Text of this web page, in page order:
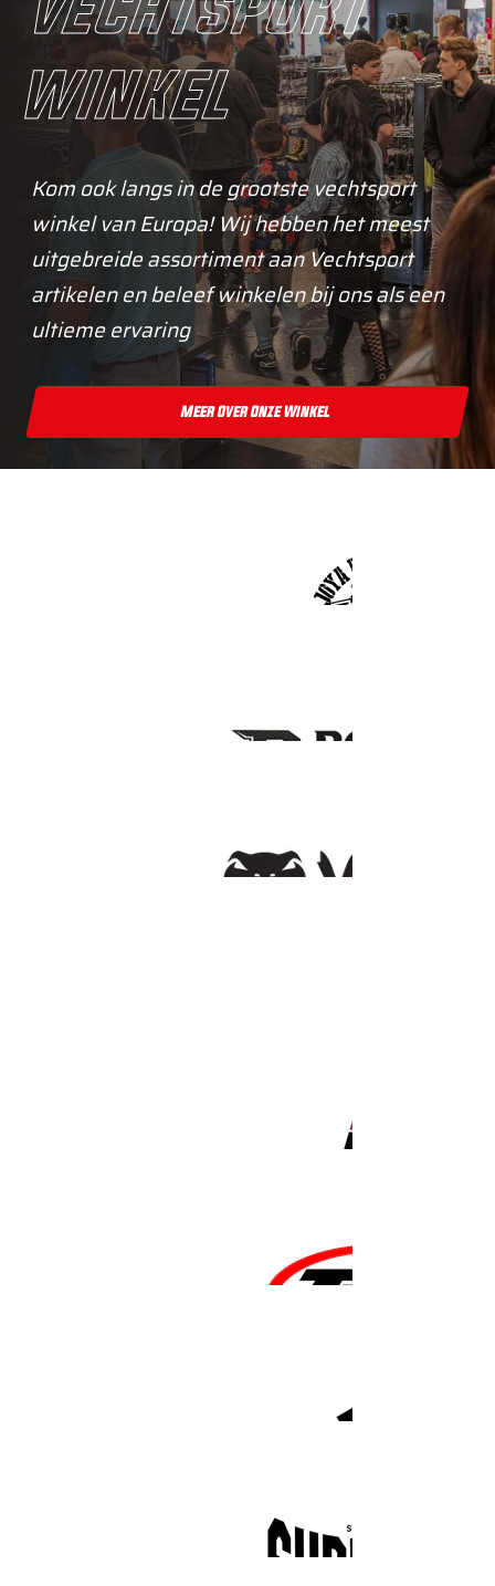
winkel
Kom ook langs in de grootste vechtsport
winkel van Europa! Wij hebben het meest
uitgebreide assortiment aan Vechtsport
artikelen en beleef winkelen bij ons als een
ultieme ervaring
Meer Over Onze Winkel